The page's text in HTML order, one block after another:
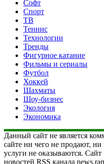
Софт
Спорт
ТВ
Теннис
Технологии
Тренды
Фигурное катание
Фильмы и сериалы
Футбол
Хоккей
Шахматы
Шоу-бизнес
Экология
Экономика
Данный сайт не является
сайте ни чего не продают,
услуги не оказываются. Сайт
новостей RSS канала